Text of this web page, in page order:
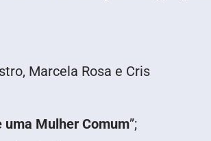
Marcela Rosa e Cris
uma Mulher Comum”;